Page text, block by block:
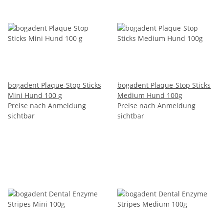
bogadent Plaque-Stop Sticks
Mini Hund 100 g
Preise nach Anmeldung
sichtbar
bogadent Plaque-Stop Sticks
Medium Hund 100g
Preise nach Anmeldung
sichtbar